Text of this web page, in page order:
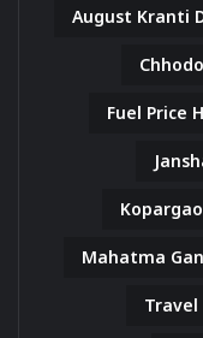
August Kranti
Fuel Price
Mahatma
Travel